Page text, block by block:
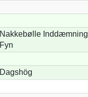
Nakkebølle Inddæmning
Fyn
Dagshög